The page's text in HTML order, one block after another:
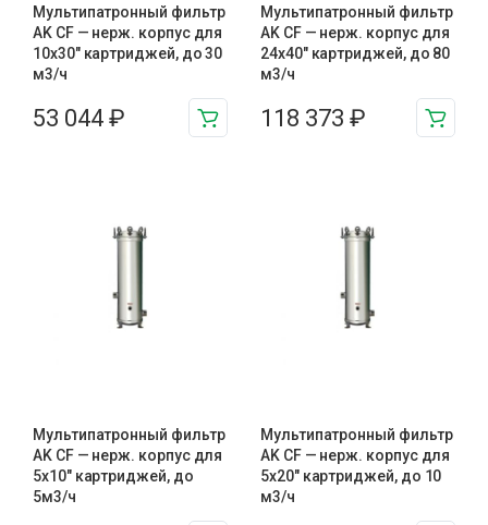
Мультипатронный фильтр
AK CF — нерж. корпус для
10х30″ картриджей, до 30
м3/ч
53 044 ₽
Мультипатронный фильтр
AK CF — нерж. корпус для
24х40″ картриджей, до 80
м3/ч
118 373 ₽
Мультипатронный фильтр
AK CF — нерж. корпус для
5х10″ картриджей, до
5м3/ч
Мультипатронный фильтр
AK CF — нерж. корпус для
5х20″ картриджей, до 10
м3/ч